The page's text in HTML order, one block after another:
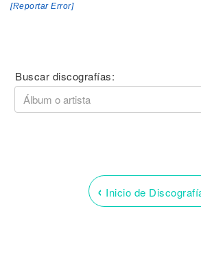
[Reportar Error]
Buscar discografías:
‹ Inicio de